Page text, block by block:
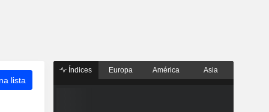
lista
Índices Europa América Asia